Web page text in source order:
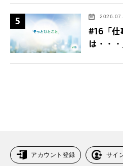
5
#16「仕
は・・・
アカウント登録 サイ